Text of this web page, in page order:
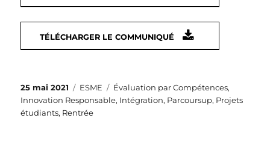
TÉLÉCHARGER LE COMMUNIQUÉ
Publié
le
25 mai 2021 Catégories
ESME Étiquettes
Évaluation par Compétences,
Innovation Responsable, Intégration, Parcoursup, Projets
étudiants, Rentrée